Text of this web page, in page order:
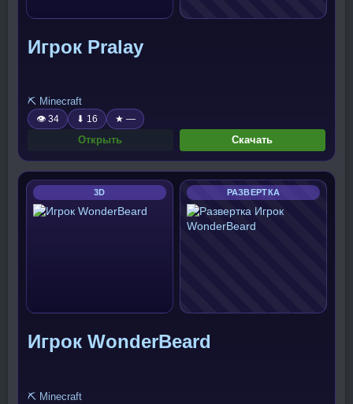
Игрок Pralay
⛏️ Minecraft
👁 34 ⬇ 16 ★ —
Открыть Скачать
3D РАЗВЕРТКА
Игрок WonderBeard
⛏️ Minecraft